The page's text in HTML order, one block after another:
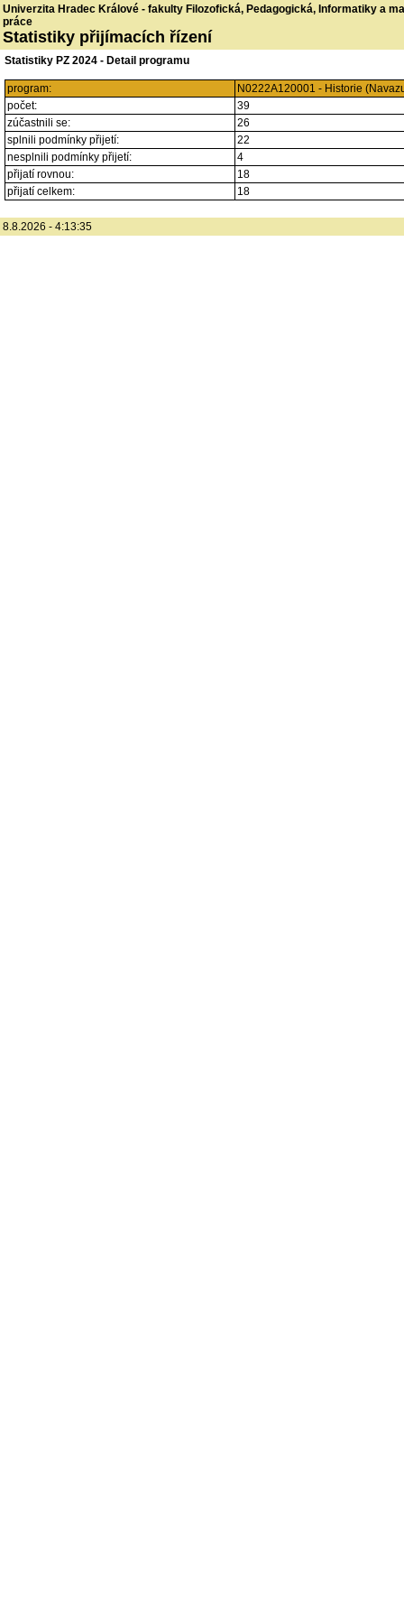
Univerzita Hradec Králové - fakulty Filozofická, Pedagogická, Informatiky a
práce
Statistiky přijímacích řízení
Statistiky PZ 2024 - Detail programu
program:
N0222A120001 - Historie
počet:
39
zúčastnili se:
26
splnili podmínky přijetí:
22
nesplnili podmínky přijetí:
4
přijatí rovnou:
18
přijatí celkem:
18
8.8.2026 - 4:13:35